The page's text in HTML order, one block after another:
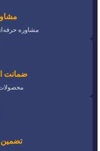
مشاوره
ضمانت
تضمین